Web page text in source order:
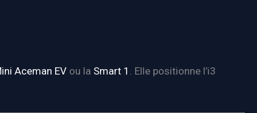
Aceman EV ou la Smart 1 . Elle positionne l’i3